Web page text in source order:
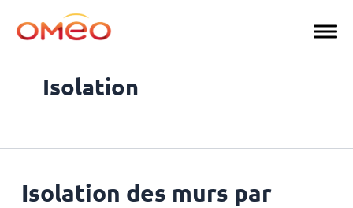
contenu
Isolation
Isolation des murs par
d’article